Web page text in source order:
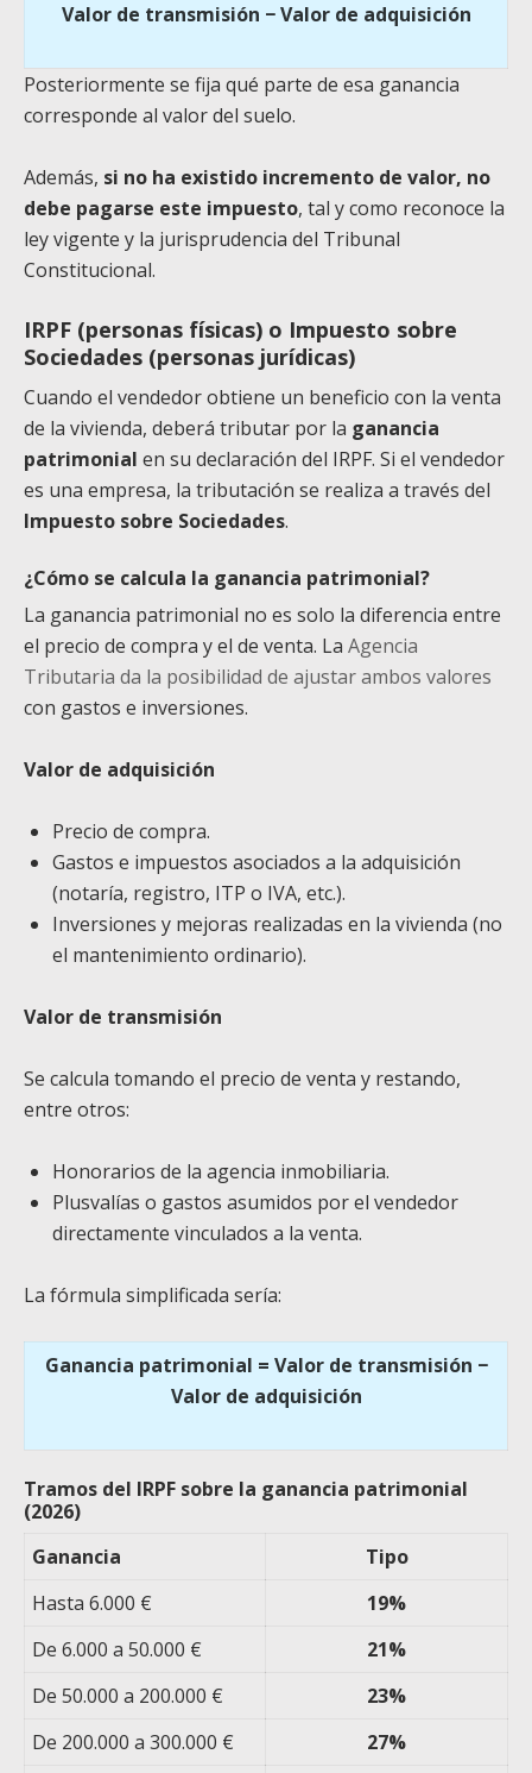
Valor de transmisión − Valor de adquisición
Posteriormente se fija qué parte de esa ganancia
corresponde al valor del suelo.
Además, si no ha existido incremento de valor, no
debe pagarse este impuesto, tal y como reconoce la
ley vigente y la jurisprudencia del Tribunal
Constitucional.
IRPF (personas físicas) o Impuesto sobre
Sociedades (personas jurídicas)
Cuando el vendedor obtiene un beneficio con la venta
de la vivienda, deberá tributar por la ganancia
patrimonial en su declaración del IRPF. Si el vendedor
es una empresa, la tributación se realiza a través del
Impuesto sobre Sociedades.
¿Cómo se calcula la ganancia patrimonial?
La ganancia patrimonial no es solo la diferencia entre
el precio de compra y el de venta. La Agencia
Tributaria da la posibilidad de ajustar ambos valores
con gastos e inversiones.
Valor de adquisición
Precio de compra.
Gastos e impuestos asociados a la adquisición
(notaría, registro, ITP o IVA, etc.).
Inversiones y mejoras realizadas en la vivienda (no
el mantenimiento ordinario).
Valor de transmisión
Se calcula tomando el precio de venta y restando,
entre otros:
Honorarios de la agencia inmobiliaria.
Plusvalías o gastos asumidos por el vendedor
directamente vinculados a la venta.
La fórmula simplificada sería:
Ganancia patrimonial = Valor de transmisión −
Valor de adquisición
Tramos del IRPF sobre la ganancia patrimonial
(2026)
Ganancia
Tipo
Hasta 6.000 €
19%
De 6.000 a 50.000 €
21%
De 50.000 a 200.000 €
23%
De 200.000 a 300.000 €
27%